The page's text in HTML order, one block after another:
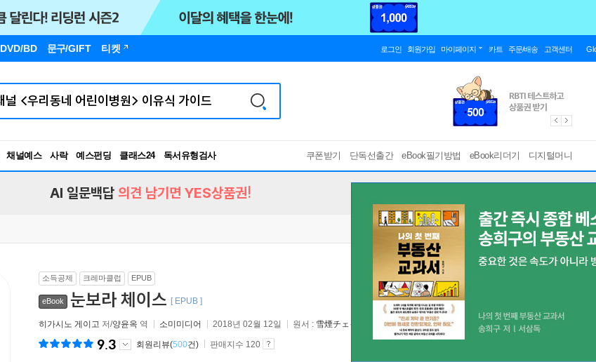
DVD/BD 문구/GIFT 티켓 로그인 회원가입 마이페이지 카트 주문/배송 고객센터
채널예스 사락 예스펀딩 클래스24
RBTI Lab
독서유형검사
쿠폰받기 단독선출간 eBook필기방법 eBook리더기 디지털머니
AI 일문백답 의견 남기면 YES상품권!
소득공제 크레마클럽 EPUB
eBook 눈보라 체이스 [ EPUB ]
히가시노 게이고 저/양윤옥 역 소미미디어 2018년 02월 12일 원서 : 雪煙チェイス
9.3 회원리뷰(500건) 판매지수 120